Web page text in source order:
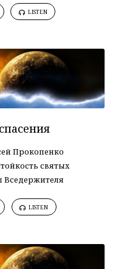
LISTEN
Прокопенко
святых
Вседержителя
LISTEN